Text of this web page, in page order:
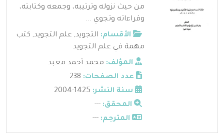
من حيث نزوله وترتيبه، وجمعه وكتابته،
وقراءاته وتجوي ...
الأقسام: التجويد, علم التجويد, كتب
مهمة في علم التجويد
المؤلف: محمد أحمد معبد
عدد الصفحات:
سنة النشر:
المحقق: ---
المترجم: ---